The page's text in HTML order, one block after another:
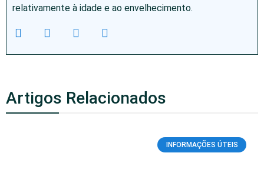
relativamente à idade e ao envelhecimento.
Artigos Relacionados
INFORMAÇÕES ÚTEIS